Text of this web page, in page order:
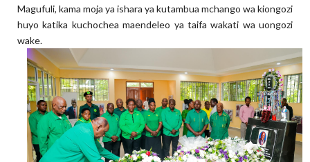
Magufuli, kama moja ya ishara ya kutambua mchango wa kiongozi
huyo katika kuchochea maendeleo ya taifa wakati wa uongozi
wake.